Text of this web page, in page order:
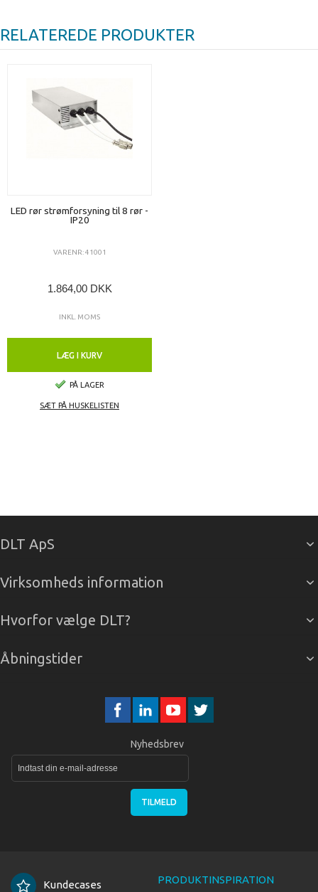
RELATEREDE PRODUKTER
LED rør strømforsyning til 8 rør -
IP20
VARENR: 41001
1.864,00 DKK
INKL. MOMS
LÆG I KURV
PÅ LAGER
SÆT PÅ HUSKELISTEN
DLT ApS
Virksomheds information
Hvorfor vælge DLT?
Åbningstider
Nyhedsbrev
TILMELD
Kundecases
PRODUKTINSPIRATION